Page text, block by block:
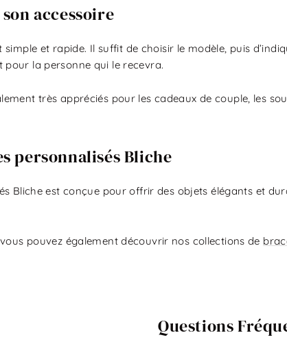
accessoire
simple et rapide. Il suffit de choisir le modèle, puis
la personne qui le recevra.
très appréciés pour les cadeaux de couple, les
personnalisés Bliche
Bliche est conçue pour offrir des objets élégants et
pouvez également découvrir nos collections de
Questions